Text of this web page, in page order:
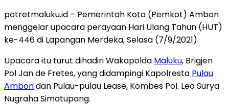
potretmaluku.id – Pemerintah Kota (Pemkot) Ambon
menggelar upacara perayaan Hari Ulang Tahun (HUT)
ke-446 di Lapangan Merdeka, Selasa (7/9/2021).
Upacara itu turut dihadiri Wakapolda Maluku, Brigjen
Pol Jan de Fretes, yang didampingi Kapolresta Pulau
Ambondan Pulau-pulau Lease, Kombes Pol. Leo Surya
Nugraha Simatupang.